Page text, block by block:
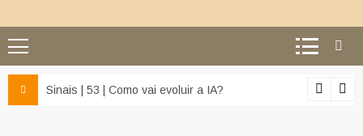
e da misericórdia’
Sinais | 53 | Como vai evoluir a IA?